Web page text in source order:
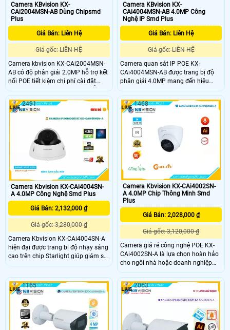
Camera KBvision KX-
CAi2004MSN-AB Dùng Chipsmd
Plus
Giá Bán: Liên Hệ
Giá gốc: LIÊN HỆ
Camera kbvision KX-CAi2004MSN-
AB có độ phân giải 2.0MP hỗ trợ kết
nối POE tiết kiệm chi phí cài đặt
Chất lượng hình ảnh sắc nét, dễ
dàng quan sát ngày đêm. Thiết bị lý
tưởng cho hệ thống an ninh gia đình
hoặc doanh nghiệp
Camera KBvision KX-
CAi4004MSN-AB 4.0MP Công
Nghệ IP Smd Plus
Giá Bán: Liên Hệ
Giá gốc: LIÊN HỆ
Camera quan sát IP POE KX-
CAi4004MSN-AB được trang bị độ
phân giải 4.0MP mang đến hiệu
suất giám sát tối ưu. Với công nghệ
Sony STARVIS CMOS cho hình ảnh
sáng đẹp, rõ nét ngay cả vào ban
đêm kết hợp giao thức ONVIF giúp
camera thích hợp cho các công
trình cao cấp.
Camera Kbvision KX-CAi4004SN-
A 4.0MP Công Nghệ Smd Plus
Giá Bán: 2,132,000 ₫
Giá gốc: 3,280,000 ₫
Camera Kbvision KX-CAi4004SN-A
hiện đại được trang bị độ nhạy sáng
cao trên chip Starlight giúp giám sát
tốt hơn trong điều kiện thiếu sáng
khả năng lưu trữ dữ liệu thông qua
khe thẻ nhớ chống ngược sáng,
hồng ngoại 30m mang lại hình ảnh
sáng đẹp ban đêm
2491
Camera Kbvision KX-CAi4002SN-
A 4.0MP Chip Thông Minh Smd
Plus
Giá Bán: 2,028,000 ₫
Giá gốc: 3,120,000 ₫
Camera giá rẻ công nghệ POE KX-
CAi4002SN-A là lựa chọn hoàn hảo
cho ngôi nhà hoặc doanh nghiệp
của bạn với khả năng thu âm rõ
ràng chức năng phân biệt người và
xe cộ Camera Kbvision KX-
CAi4002SN-A 4.0MP đảm bảo an
toàn và an ninh tối đa công nghệ
chống ngược sáng DWDR 120db.
1468
1165 2053